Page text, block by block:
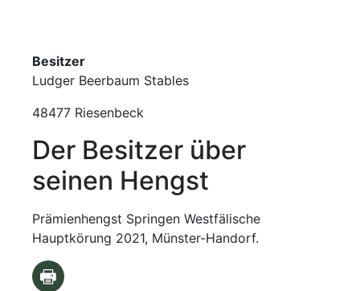
Besitzer
Ludger Beerbaum Stables
48477 Riesenbeck
Der Besitzer über
seinen Hengst
Prämienhengst Springen Westfälische
Hauptkörung 2021, Münster-Handorf.